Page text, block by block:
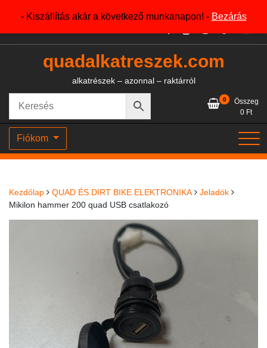
- Kiszállítás akár a következő munkanapon! - Bezárás
+36204327386
quadalkatreszek.com
alkatrészek – azonnal – raktárról
0
Összeg
0 Ft
Fiókom
Kezdőlap QUAD ÉS DIRT BIKE ELEKTRONIKA
Jeladók
Mikilon hammer 200 quad USB csatlakozó